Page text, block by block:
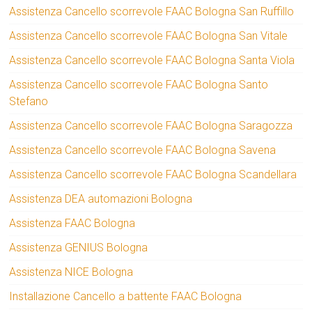
Assistenza Cancello scorrevole FAAC Bologna San Ruffillo
Assistenza Cancello scorrevole FAAC Bologna San Vitale
Assistenza Cancello scorrevole FAAC Bologna Santa Viola
Assistenza Cancello scorrevole FAAC Bologna Santo
Stefano
Assistenza Cancello scorrevole FAAC Bologna Saragozza
Assistenza Cancello scorrevole FAAC Bologna Savena
Assistenza Cancello scorrevole FAAC Bologna Scandellara
Assistenza DEA automazioni Bologna
Assistenza FAAC Bologna
Assistenza GENIUS Bologna
Assistenza NICE Bologna
Installazione Cancello a battente FAAC Bologna